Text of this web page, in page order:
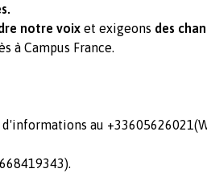
notre voix et exigeons des
à Campus France.
au